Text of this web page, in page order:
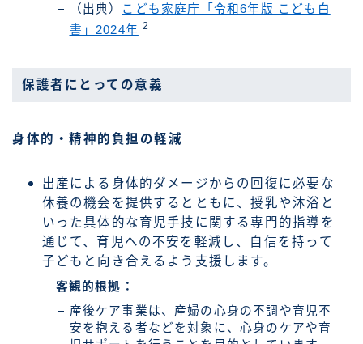
（出典）
こども家庭庁「令和6年版 こども白
書」2024年 2
保護者にとっての意義
身体的・精神的負担の軽減
出産による身体的ダメージからの回復に必要な
休養の機会を提供するとともに、授乳や沐浴と
いった具体的な育児手技に関する専門的指導を
通じて、育児への不安を軽減し、自信を持って
子どもと向き合えるよう支援します。
客観的根拠：
産後ケア事業は、産婦の心身の不調や育児不
安を抱える者などを対象に、心身のケアや育